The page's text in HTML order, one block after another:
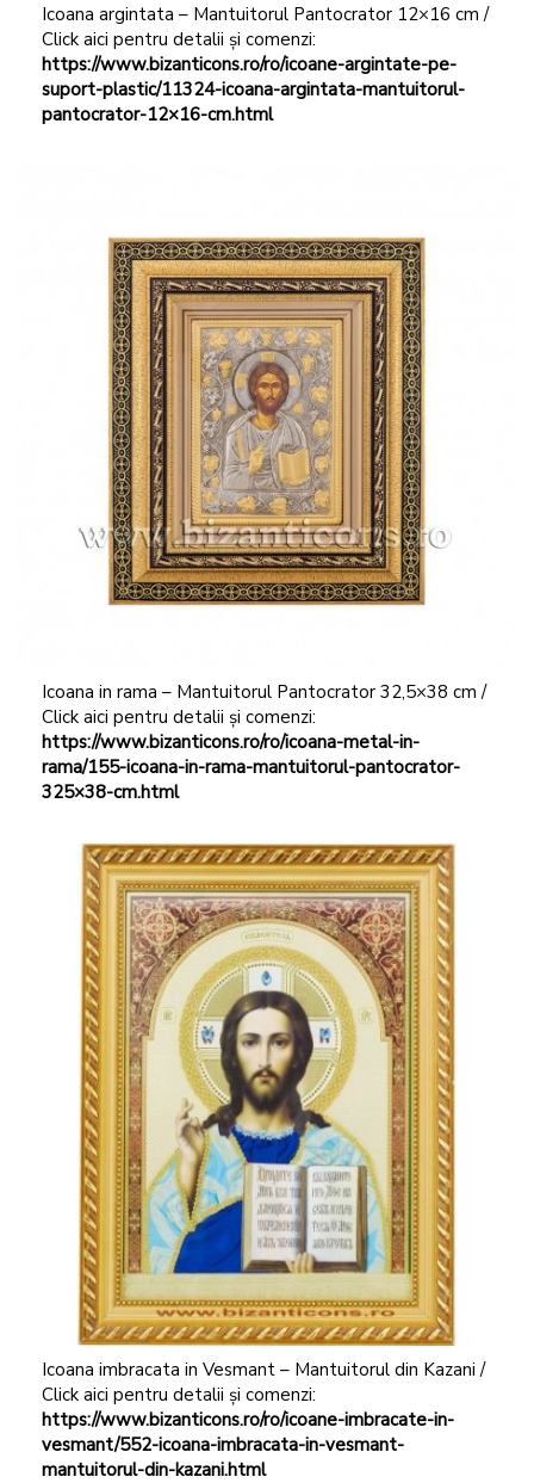
Icoana argintata – Mantuitorul Pantocrator 12×16 cm /
Click aici pentru detalii și comenzi:
https://www.bizanticons.ro/ro/icoane-argintate-pe-
suport-plastic/11324-icoana-argintata-mantuitorul-
pantocrator-12×16-cm.html
Icoana in rama – Mantuitorul Pantocrator 32,5×38 cm /
Click aici pentru detalii și comenzi:
https://www.bizanticons.ro/ro/icoana-metal-in-
rama/155-icoana-in-rama-mantuitorul-pantocrator-
325×38-cm.html
Icoana imbracata in Vesmant – Mantuitorul din Kazani /
Click aici pentru detalii și comenzi:
https://www.bizanticons.ro/ro/icoane-imbracate-in-
vesmant/552-icoana-imbracata-in-vesmant-
mantuitorul-din-kazani.html